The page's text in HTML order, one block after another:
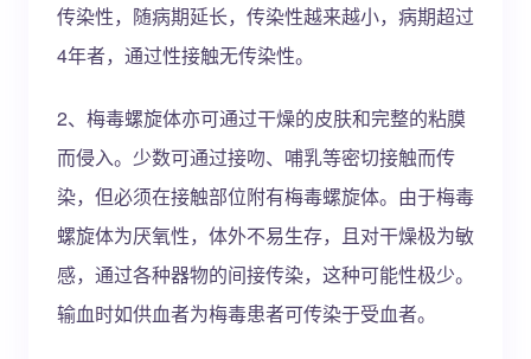
传染性，随病期延长，传染性越来越小，病期超过
4年者，通过性接触无传染性。
2、梅毒螺旋体亦可通过干燥的皮肤和完整的粘膜
而侵入。少数可通过接吻、哺乳等密切接触而传
染，但必须在接触部位附有梅毒螺旋体。由于梅毒
螺旋体为厌氧性，体外不易生存，且对干燥极为敏
感，通过各种器物的间接传染，这种可能性极少。
输血时如供血者为梅毒患者可传染于受血者。